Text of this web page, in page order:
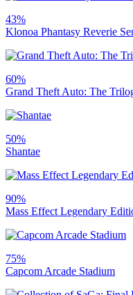
43%
Klonoa Phantasy Reverie
60%
Grand Theft Auto: The
50%
Shantae
90%
Mass Effect Legendary
75%
Capcom Arcade Stadium